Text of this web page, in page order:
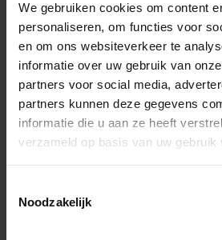
We gebruiken cookies om content
personaliseren, om functies voor
en om ons websiteverkeer te
informatie over uw gebruik van
partners voor social media,
partners kunnen deze gegevens
informatie die u aan ze heeft
verzameld op basis van uw gebruik
Noodzakelijk
magazijn, waar hij zorgvuldig wordt
worden toegevoegd aan de doos,
wordt naar een bestemming in
zorgen we ervoor dat je fiets veilig en